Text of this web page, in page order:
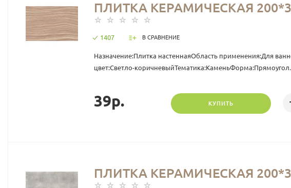
ПЛИТКА КЕРАМИЧЕСКАЯ
1407 В СРАВНЕНИЕ
Назначение:Плитка настеннаяОбласть применения:Для
цвет:Светло-
39р. КУПИТЬ
ПЛИТКА КЕРАМИЧЕСКАЯ